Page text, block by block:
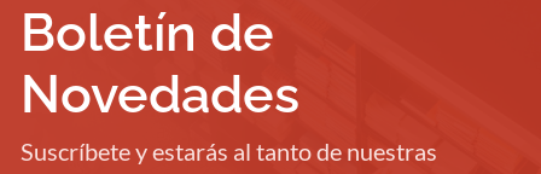
Boletín de
Novedades
Suscríbete y estarás al tanto de nuestras